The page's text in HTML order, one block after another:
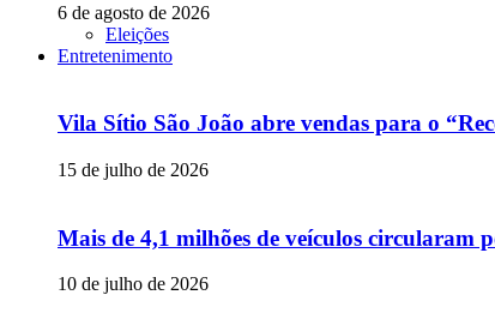
6 de agosto de 2026
Eleições
Entretenimento
Vila Sítio São João abre vendas para o
15 de julho de 2026
Mais de 4,1 milhões de veículos
10 de julho de 2026